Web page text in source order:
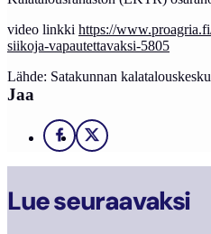
video linkki https://
siikoja-vapautettavaksi-5805
Lähde: Satakunnan
Jaa
Facebook
X
Lue seuraavaksi